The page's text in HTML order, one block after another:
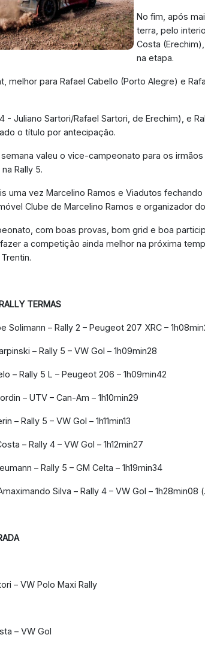
No fim, após
terra, pelo
Costa
na etapa.
melhor para Rafael Cabello (Porto Alegre) e
- Juliano Sartori/Rafael Sartori, de Erechim), e
o título por antecipação.
valeu o vice-campeonato para os
Rally 5.
uma vez Marcelino Ramos e Viadutos
Clube de Marcelino Ramos e organizador
com boas provas, bom grid e boa
a competição ainda melhor na próxima
TERMAS
Solimann – Rally 2 – Peugeot 207 XRC –
– Rally 5 – VW Gol – 1h09min28
– Rally 5 L – Peugeot 206 – 1h09min42
– UTV – Can-Am – 1h10min29
– Rally 5 – VW Gol – 1h11min13
– Rally 4 – VW Gol – 1h12min27
– Rally 5 – GM Celta – 1h19min34
Silva – Rally 4 – VW Gol – 1h28min08
– VW Polo Maxi Rally
– VW Gol